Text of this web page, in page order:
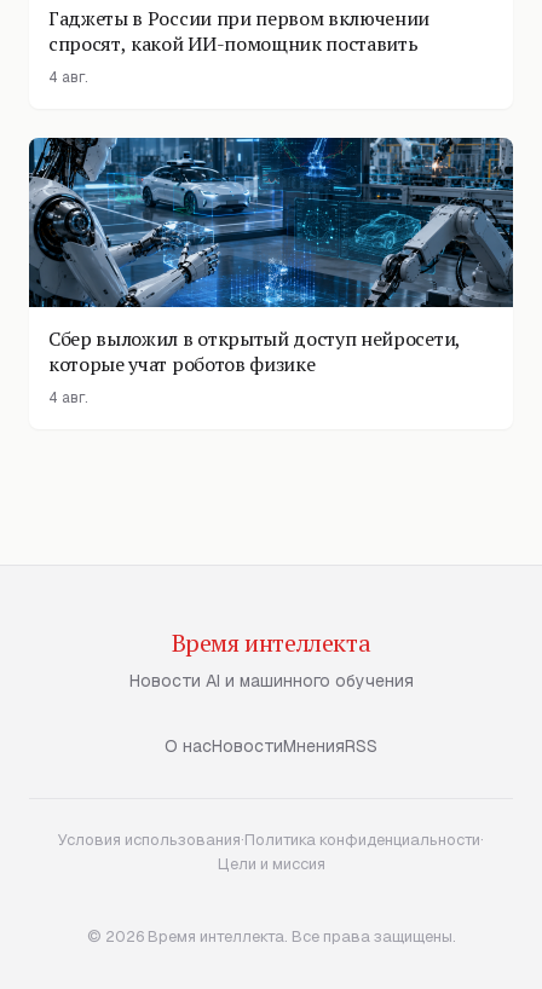
Гаджеты в России при первом включении
спросят, какой ИИ-помощник поставить
4 авг.
Сбер выложил в открытый доступ нейросети,
которые учат роботов физике
4 авг.
Время интеллекта
Новости AI и машинного обучения
О насНовостиМненияRSS
Условия использования·Политика конфиденциальности·
Цели и миссия
© 2026 Время интеллекта. Все права защищены.